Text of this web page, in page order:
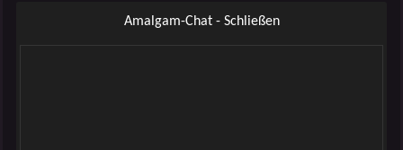
Amalgam-Chat - Schließen